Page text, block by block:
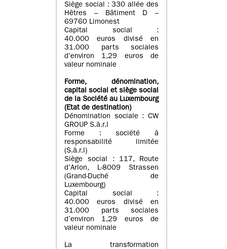
Siège social : 330 allée des
Hêtres – Bâtiment D –
69760 Limonest
Capital social :
40.000 euros divisé en
31.000 parts sociales
d’environ 1,29 euros de
valeur nominale
Forme, dénomination,
capital social et siège social
de la Société au Luxembourg
(Etat de destination)
Dénomination sociale : CW
GROUP S.à.r.l
Forme : société à
responsabilité limitée
(S.à.r.l)
Siège social : 117, Route
d’Arlon, L-8009 Strassen
(Grand-Duché de
Luxembourg)
Capital social :
40.000 euros divisé en
31.000 parts sociales
d’environ 1,29 euros de
valeur nominale
La transformation